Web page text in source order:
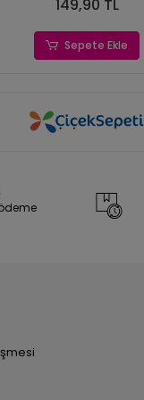
149,90 TL
Sepete Ekle